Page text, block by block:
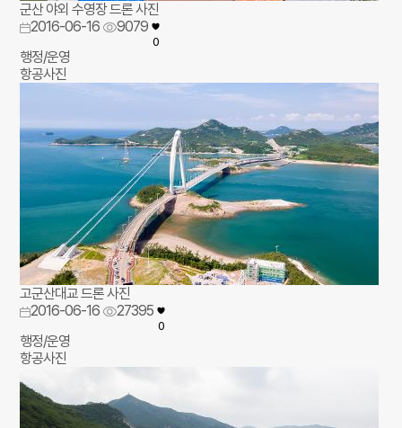
군산 야외 수영장 드론 사진
2016-06-16
9079
0
행정/운영
항공사진
고군산대교 드론 사진
2016-06-16
27395
0
행정/운영
항공사진